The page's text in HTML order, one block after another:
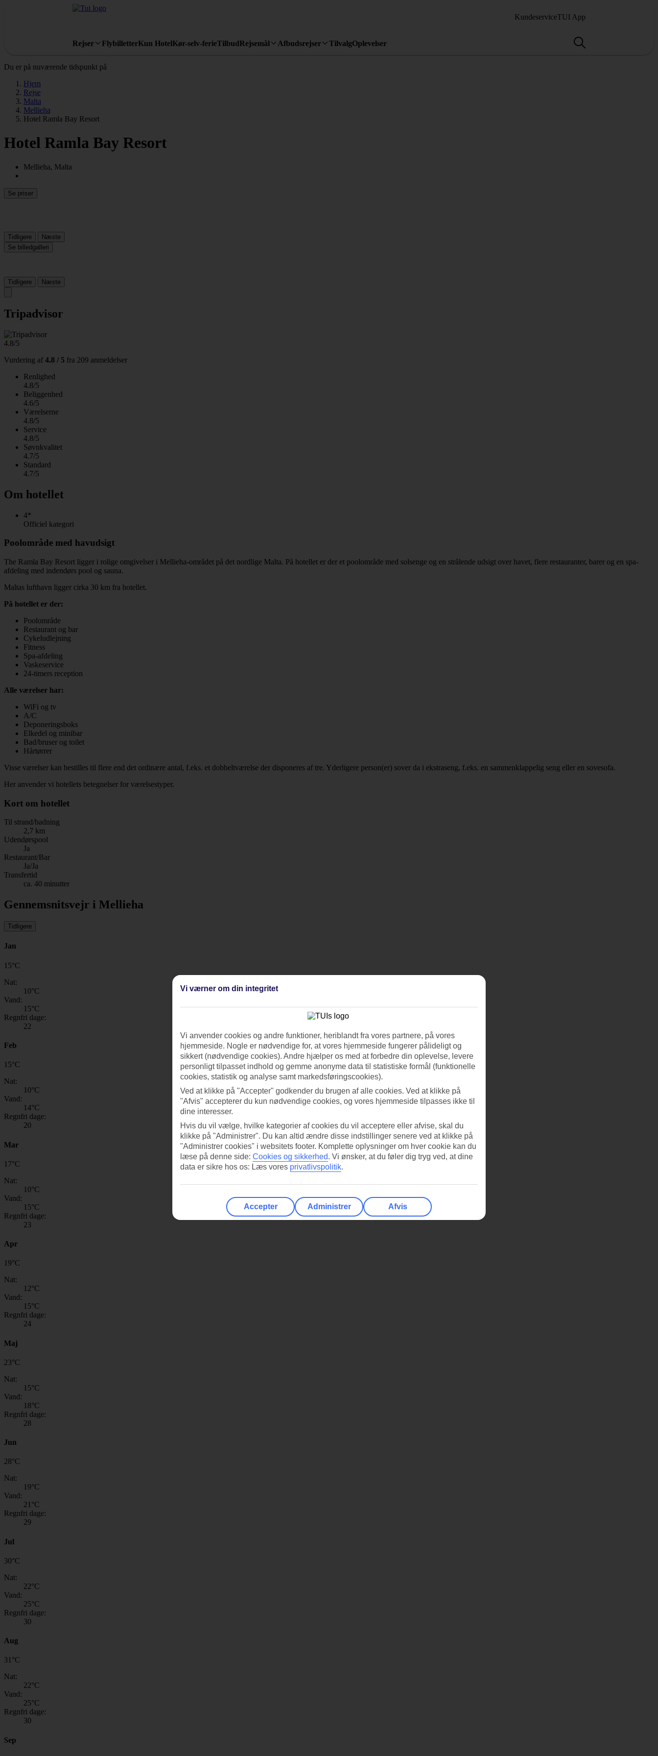
KundeserviceTUI App
Rejser FlybilletterKun HotelKør-selv-ferieTilbudRejsemål Afbudsrejser TilvalgOplevelser
Du er på nuværende tidspunkt på
Hjem
Rejse
Malta
Mellieha
Hotel Ramla Bay Resort
Hotel Ramla Bay Resort
Mellieha, Malta
Se priser
Tidligere
Næste
Se billedgalleri
Tidligere Næste
Tripadvisor
4.8/5
Vurdering af 4.8 / 5 fra 209 anmeldelser
Renlighed
4.8/5
Beliggenhed
4.6/5
Værelserne
4.8/5
Service
4.8/5
Søvnkvalitet
4.7/5
Standard
4.7/5
Om hotellet
4*
Officiel kategori
Poolområde med havudsigt
The Ramla Bay Resort ligger i rolige omgivelser i Mellieha-området på det nordlige Malta. På hotellet er der et poolområde med solsenge og en strålende udsigt over havet, flere restauranter, barer og en spa-
afdeling med indendørs pool og sauna.
Maltas lufthavn ligger cirka 30 km fra hotellet.
På hotellet er der:
Poolområde
Restaurant og bar
Cykeludlejning
Fitness
Spa-afdeling
Vaskeservice
24-timers reception
Alle værelser har:
WiFi og tv
A/C
Deponeringsboks
Elkedel og minibar
Bad/bruser og toilet
Hårtørrer
Visse værelser kan bestilles til flere end det ordinære antal, f.eks. et dobbeltværelse der disponeres af tre. Yderligere person(er) sover da i ekstraseng, f.eks. en sammenklappelig seng eller en sovesofa.
Her anvender vi hotellets betegnelser for værelsestyper.
Kort om hotellet
Til strand/badning
2,7 km
Udendørspool
Ja
Restaurant/Bar
Ja/Ja
Transfertid
ca. 40 minutter
Gennemsnitsvejr i Mellieha
Tidligere
Jan
15°C
Nat:
10°C
Vand:
15°C
Regnfri dage:
22
Feb
15°C
Nat:
10°C
Vand:
14°C
Regnfri dage:
20
Mar
17°C
Nat:
10°C
Vand:
15°C
Regnfri dage:
23
Apr
19°C
Nat:
12°C
Vand:
15°C
Regnfri dage:
24
Maj
23°C
Nat:
15°C
Vand:
18°C
Regnfri dage:
28
Jun
28°C
Nat:
19°C
Vand:
21 °C
Regnfri dage:
29
Jul
30°C
Nat:
22°C
Vand:
25°C
Regnfri dage:
30
Aug
31°C
Nat:
22°C
Vand:
25°C
Regnfri dage:
30
Sep
Vi værner om din integritet
Vi anvender cookies og andre funktioner, heriblandt fra vores partnere, på vores
hjemmeside. Nogle er nødvendige for, at vores hjemmeside fungerer pålideligt og
sikkert (nødvendige cookies). Andre hjælper os med at forbedre din oplevelse, levere
personligt tilpasset indhold og gemme anonyme data til statistiske formål (funktionelle
cookies, statistik og analyse samt markedsføringscookies).
Ved at klikke på "Accepter" godkender du brugen af alle cookies. Ved at klikke på
"Afvis" accepterer du kun nødvendige cookies, og vores hjemmeside tilpasses ikke til
dine interesser.
Hvis du vil vælge, hvilke kategorier af cookies du vil acceptere eller afvise, skal du
klikke på "Administrer". Du kan altid ændre disse indstillinger senere ved at klikke på
"Administrer cookies" i websitets footer. Komplette oplysninger om hver cookie kan du
læse på denne side: Cookies og sikkerhed. Vi ønsker, at du føler dig tryg ved, at dine
data er sikre hos os: Læs vores privatlivspolitik.
Accepter Administrer Afvis